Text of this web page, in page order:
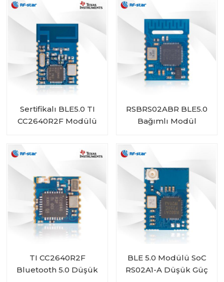
Sertifikalı BLE5.0 TI
CC2640R2F Modülü
RSBRS02ABR BLE5.0
Bağımlı Modül
TI CC2640R2F
Bluetooth 5.0 Düşük
BLE 5.0 Modülü SoC
RS02A1-A Düşük Güç